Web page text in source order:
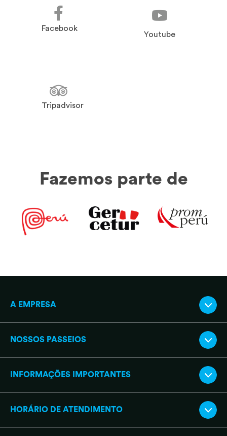
Facebook
Youtube
Tripadvisor
Fazemos parte de
A EMPRESA
NOSSOS PASSEIOS
INFORMAÇÕES IMPORTANTES
HORÁRIO DE ATENDIMENTO